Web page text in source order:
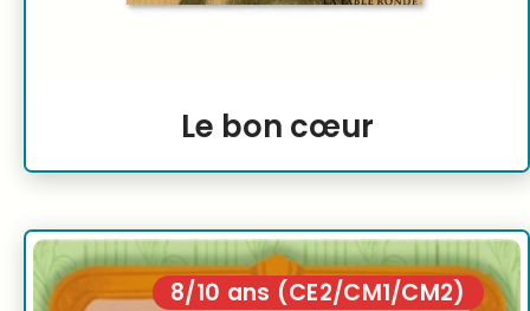
Le bon cœur
8/10 ans (CE2/CM1/CM2)